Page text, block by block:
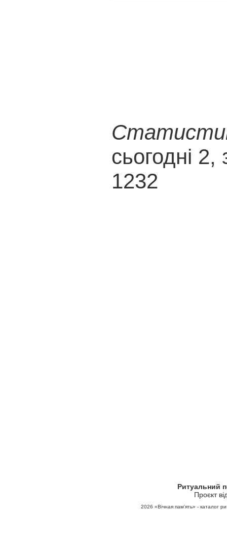
сьогодні 2,
1232
Ритуальний
Проєкт
2026 «Вічная пам'ять» - каталог